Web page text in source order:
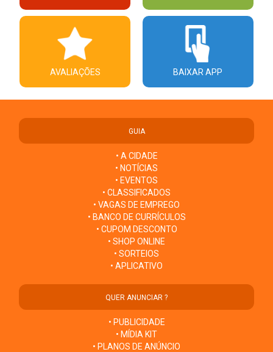
AVALIAÇÕES BAIXAR APP
GUIA
• A CIDADE
• NOTÍCIAS
• EVENTOS
• CLASSIFICADOS
• VAGAS DE EMPREGO
• BANCO DE CURRÍCULOS
• CUPOM DESCONTO
• SHOP ONLINE
• SORTEIOS
• APLICATIVO
QUER ANUNCIAR ?
• PUBLICIDADE
• MÍDIA KIT
• PLANOS DE ANÚNCIO